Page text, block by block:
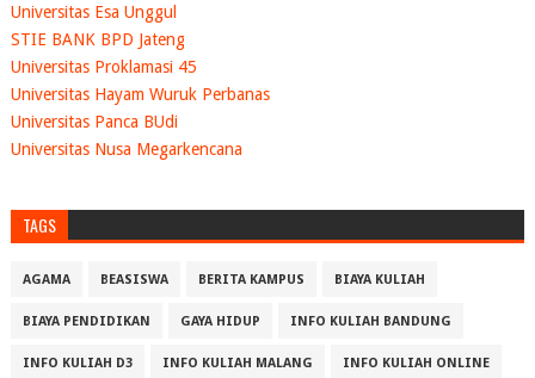
Universitas Esa Unggul
STIE BANK BPD Jateng
Universitas Proklamasi 45
Universitas Hayam Wuruk Perbanas
Universitas Panca BUdi
Universitas Nusa Megarkencana
TAGS
AGAMA BEASISWA BERITA KAMPUS BIAYA KULIAH
BIAYA PENDIDIKAN GAYA HIDUP INFO KULIAH BANDUNG
INFO KULIAH D3 INFO KULIAH MALANG INFO KULIAH ONLINE